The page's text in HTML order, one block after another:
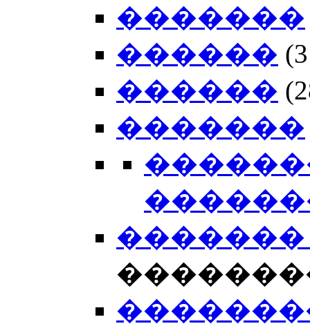
�������
������
������
�������
�������